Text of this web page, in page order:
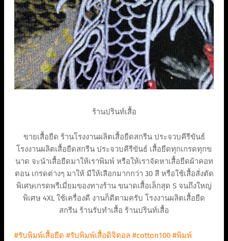
ร้านปรินท์เสื้อ
ขายเสื้อยืด ร้านโรงงานผลิตเสื้อยืดสกรีน ประจวบคีรีขันธ์
โรงงานผลิตเสื้อยืดสกรีน ประจวบคีรีขันธ์ เสื้อยืดทุกเกรดทุกข
นาด จะนำเสื้อยืดมาให้เราพิมพ์ หรือให้เราจัดหาเสื้อยืดผ้าคอท
ตอน เกรดต่างๆ มาให้ มีให้เลือกมากกว่า 30 สี หรือใช้เสื้อสั่งตัด
พิเศษเกรดพรีเมี่ยมของทางร้าน ขนาดเสื้อเล็กสุด S จนถึงใหญ่
พิเศษ 4XL ใช้เครื่องดี งานก็ดีตามครับ โรงงานผลิตเสื้อยืด
สกรีน ร้านรับทำเสื้อ ร้านปรินท์เสื้อ
#รับพิมพ์เสื้อยืด #รับพิมพ์เสื้อดิจิตอล #cotton100 #พิมพ์